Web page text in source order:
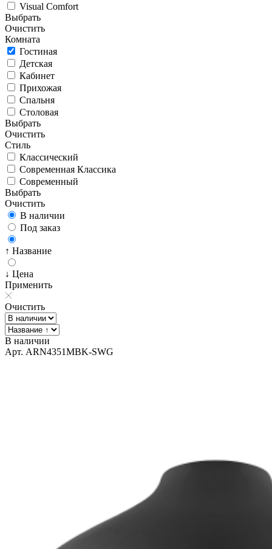
Visual Comfort
Выбрать
Очистить
Комната
Гостиная
Детская
Кабинет
Прихожая
Спальня
Столовая
Выбрать
Очистить
Стиль
Классический
Современная Классика
Современный
Выбрать
Очистить
В наличии
Под заказ
↑ Название
↓ Цена
Применить
Очистить
В наличии
Арт. ARN4351MBK-SWG